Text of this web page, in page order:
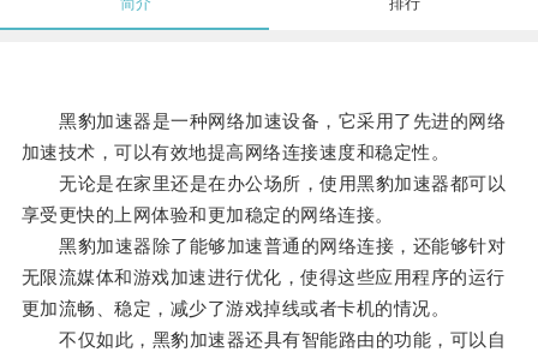
黑豹加速器是一种网络加速设备，它采用了先进的网络
加速技术，可以有效地提高网络连接速度和稳定性。
无论是在家里还是在办公场所，使用黑豹加速器都可以
享受更快的上网体验和更加稳定的网络连接。
黑豹加速器除了能够加速普通的网络连接，还能够针对
无限流媒体和游戏加速进行优化，使得这些应用程序的运行
更加流畅、稳定，减少了游戏掉线或者卡机的情况。
不仅如此，黑豹加速器还具有智能路由的功能，可以自